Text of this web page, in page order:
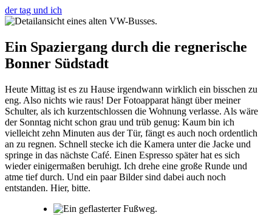
der tag und ich
Ein Spaziergang durch die regnerische
Bonner Südstadt
Heute Mittag ist es zu Hause irgendwann wirklich ein bisschen zu
eng. Also nichts wie raus! Der Fotoapparat hängt über meiner
Schulter, als ich kurzentschlossen die Wohnung verlasse. Als wäre
der Sonntag nicht schon grau und trüb genug: Kaum bin ich
vielleicht zehn Minuten aus der Tür, fängt es auch noch ordentlich
an zu regnen. Schnell stecke ich die Kamera unter die Jacke und
springe in das nächste Café. Einen Espresso später hat es sich
wieder einigermaßen beruhigt. Ich drehe eine große Runde und
atme tief durch. Und ein paar Bilder sind dabei auch noch
entstanden. Hier, bitte.